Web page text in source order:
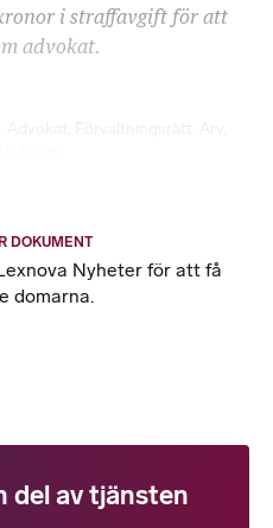
i straffavgift för att
advokat.
DOKUMENT
Nyheter för att få
domarna.
del av tjänsten